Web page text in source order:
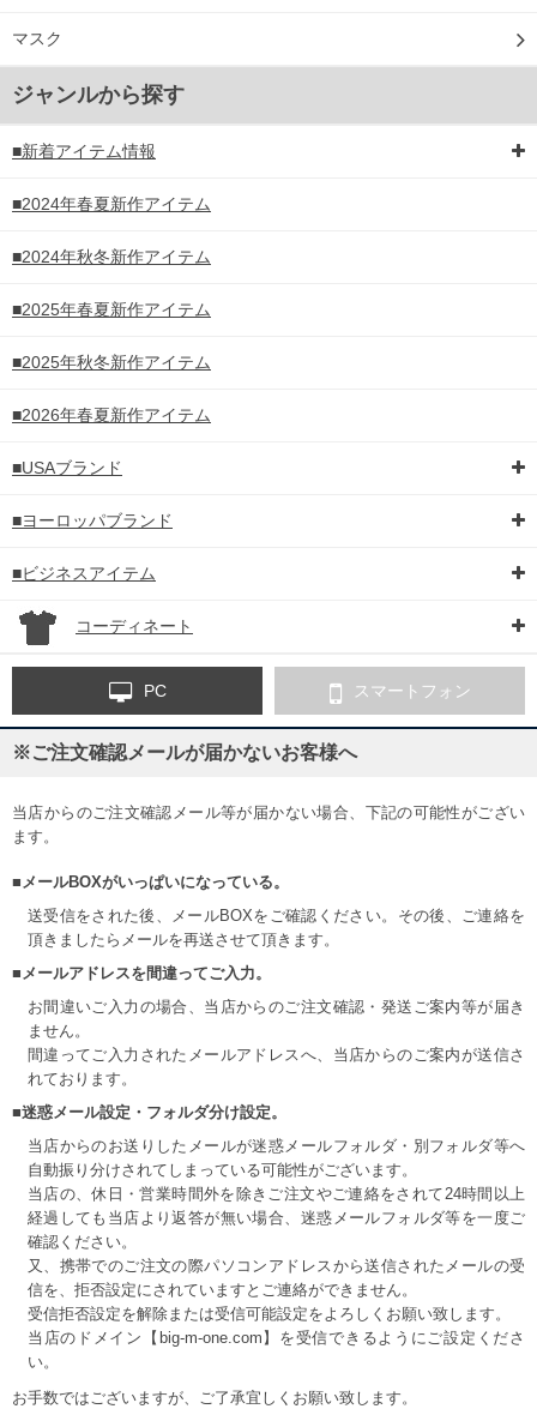
マスク
ジャンルから探す
■新着アイテム情報
■2024年春夏新作アイテム
■2024年秋冬新作アイテム
■2025年春夏新作アイテム
■2025年秋冬新作アイテム
■2026年春夏新作アイテム
■USAブランド
■ヨーロッパブランド
■ビジネスアイテム
コーディネート
PC スマートフォン
※ご注文確認メールが届かないお客様へ
当店からのご注文確認メール等が届かない場合、下記の可能性がござい
ます。
■メールBOXがいっぱいになっている。
送受信をされた後、メールBOXをご確認ください。その後、ご連絡を
頂きましたらメールを再送させて頂きます。
■メールアドレスを間違ってご入力。
お間違いご入力の場合、当店からのご注文確認・発送ご案内等が届き
ません。
間違ってご入力されたメールアドレスへ、当店からのご案内が送信さ
れております。
■迷惑メール設定・フォルダ分け設定。
当店からのお送りしたメールが迷惑メールフォルダ・別フォルダ等へ
自動振り分けされてしまっている可能性がございます。
当店の、休日・営業時間外を除きご注文やご連絡をされて24時間以上
経過しても当店より返答が無い場合、迷惑メールフォルダ等を一度ご
確認ください。
又、携帯でのご注文の際パソコンアドレスから送信されたメールの受
信を、拒否設定にされていますとご連絡ができません。
受信拒否設定を解除または受信可能設定をよろしくお願い致します。
当店のドメイン【big-m-one.com】を受信できるようにご設定くださ
い。
お手数ではございますが、ご了承宜しくお願い致します。